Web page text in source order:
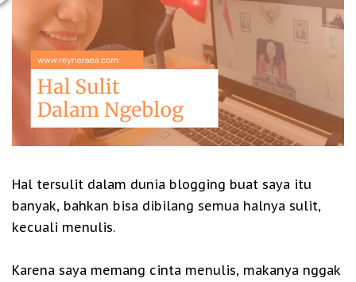
Hal tersulit dalam dunia blogging buat saya itu
banyak, bahkan bisa dibilang semua halnya sulit,
kecuali menulis.
Karena saya memang cinta menulis, makanya nggak